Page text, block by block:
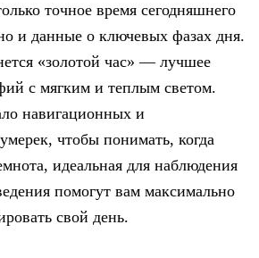
точное время сегодняшнего
и данные о ключевых фазах дня.
«золотой час» — лучшее
с мягким и теплым светом.
навигационных и
чтобы понимать, когда
идеальная для наблюдения
помогут вам максимально
свой день.